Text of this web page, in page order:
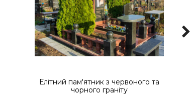
Елітний пам'ятник з червоного та
чорного граніту